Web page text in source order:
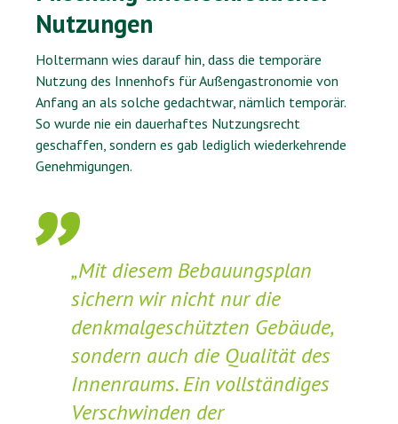
Nutzungen
Holtermann wies darauf hin, dass die temporäre
Nutzung des Innenhofs für Außengastronomie von
Anfang an als solche gedachtwar, nämlich temporär.
So wurde nie ein dauerhaftes Nutzungsrecht
geschaffen, sondern es gab lediglich wiederkehrende
Genehmigungen.
„Mit diesem Bebauungsplan
sichern wir nicht nur die
denkmalgeschützten Gebäude,
sondern auch die Qualität des
Innenraums. Ein vollständiges
Verschwinden der